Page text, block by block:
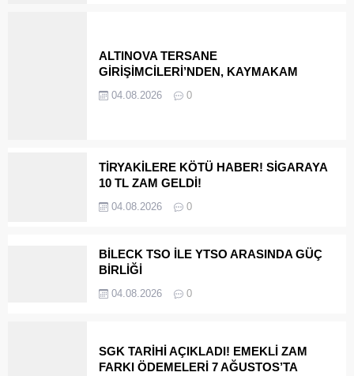
ALTINOVA TERSANE
GİRİŞİMCİLERİ’NDEN, KAYMAKAM
ZİYARETİ
04.08.2026 0
TİRYAKİLERE KÖTÜ HABER! SİGARAYA
10 TL ZAM GELDİ!
04.08.2026 0
BİLECK TSO İLE YTSO ARASINDA GÜÇ
BİRLİĞİ
04.08.2026 0
SGK TARİHİ AÇIKLADI! EMEKLİ ZAM
FARKI ÖDEMELERİ 7 AĞUSTOS’TA